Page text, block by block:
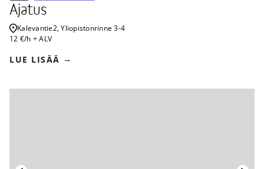
Ajatus
Kalevantie2, Yliopistonrinne 3-4
12 €/h + ALV
LUE LISÄÄ